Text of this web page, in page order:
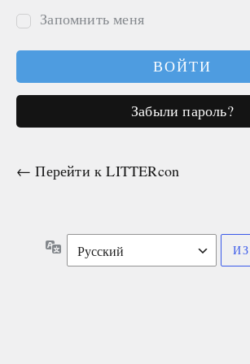
Запомнить меня
Забыли пароль?
← Перейти к LITTERcon
Язык